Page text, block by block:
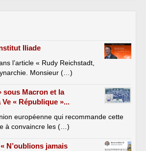
Iliade
l’article « Rudy Reichstadt,
Monsieur (…)
sous Macron et la
« République »...
européenne qui recommande cette
à convaincre les (…)
N’oublions jamais